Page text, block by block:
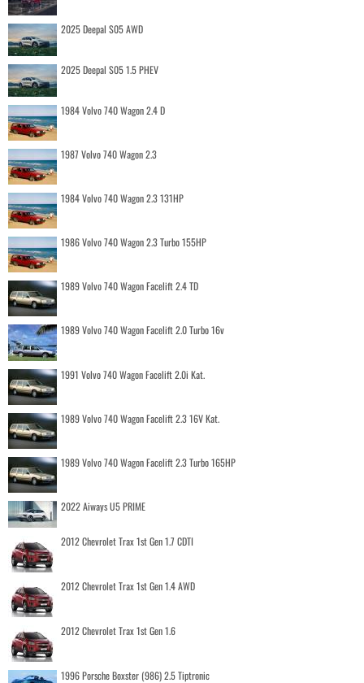
2025 Deepal S05 AWD
2025 Deepal S05 1.5 PHEV
1984 Volvo 740 Wagon 2.4 D
1987 Volvo 740 Wagon 2.3
1984 Volvo 740 Wagon 2.3 131HP
1986 Volvo 740 Wagon 2.3 Turbo 155HP
1989 Volvo 740 Wagon Facelift 2.4 TD
1989 Volvo 740 Wagon Facelift 2.0 Turbo 16v
1991 Volvo 740 Wagon Facelift 2.0i Kat.
1989 Volvo 740 Wagon Facelift 2.3 16V Kat.
1989 Volvo 740 Wagon Facelift 2.3 Turbo 165HP
2022 Aiways U5 PRIME
2012 Chevrolet Trax 1st Gen 1.7 CDTI
2012 Chevrolet Trax 1st Gen 1.4 AWD
2012 Chevrolet Trax 1st Gen 1.6
1996 Porsche Boxster (986) 2.5 Tiptronic